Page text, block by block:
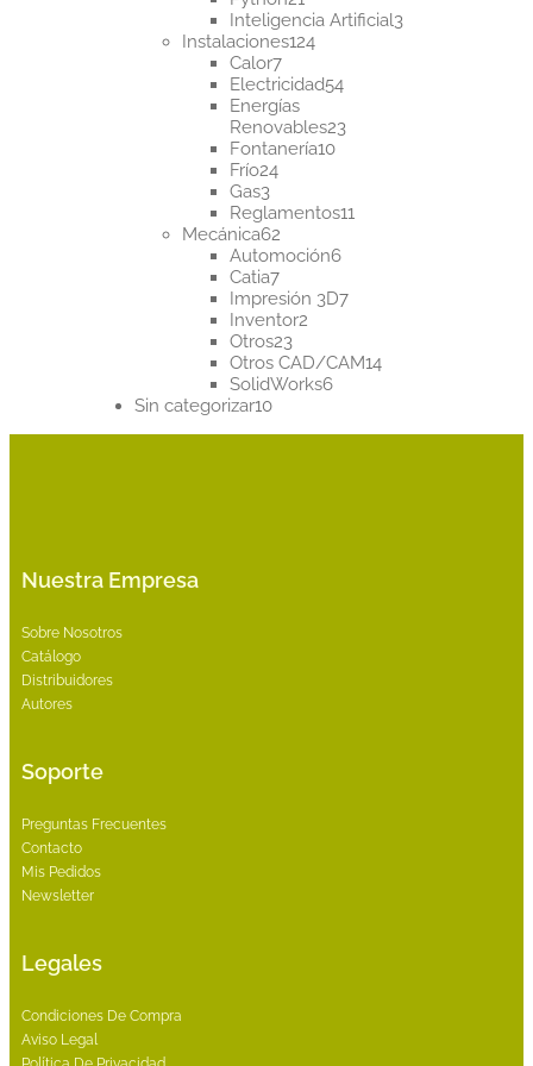
productos
Inteligencia Artificial33
Instalaciones124124
Calor77
productos
Electricidad5454
Energías
Renovables2323
Fontanería1010
Frío2424
Gas33
productos
Reglamentos1111
Mecánica6262
productos
Automoción66
Catia77
productos
Impresión 3D77
Inventor22
Otros2323
productos
Otros CAD/CAM1414
SolidWorks66
Sin categorizar1010
Nuestra Empresa
Sobre Nosotros
Catálogo
Distribuidores
Autores
Soporte
Preguntas Frecuentes
Contacto
Mis Pedidos
Newsletter
Legales
Condiciones De Compra
Aviso Legal